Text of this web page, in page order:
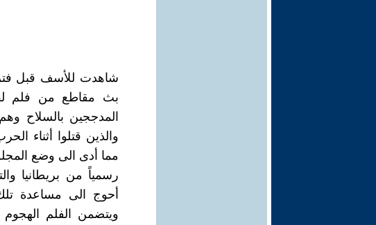
شاهدت للأسف قبل فترة
بث مقاطع من فلم
المدججين بالسلاح
والذين قتلوا أثناء
مما أدى الى وضع
رسمياً من بريطانيا
أحوج الى مساعدة تلك
ويتضمن الفلم